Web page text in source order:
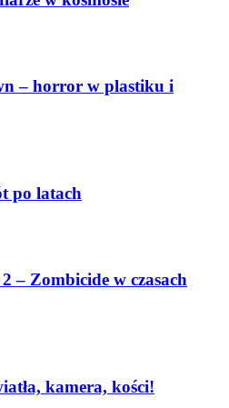
– horror w plastiku i
po latach
– Zombicide w czasach
kamera, kości!